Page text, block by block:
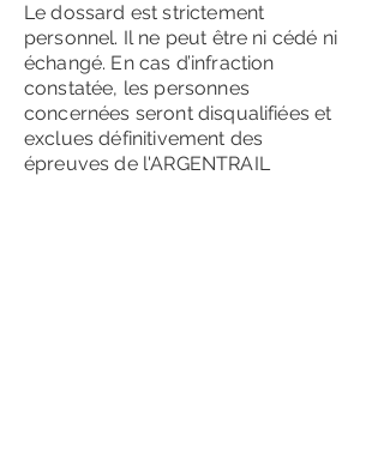
Le dossard est strictement
personnel. Il ne peut être ni cédé ni
échangé. En cas d’infraction
constatée, les personnes
concernées seront disqualifiées et
exclues définitivement des
épreuves de l'ARGENTRAIL